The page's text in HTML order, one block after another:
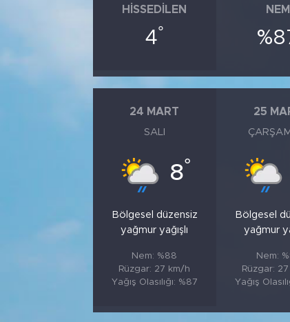
HISSEDILEN
4°
NEM
24 MART
SALI
8°
Bölgesel düzensiz
yağmur yağışlı
Nem: %88
Rüzgar: 27 km/h
Yağış Olasılığı: %87
25
Bölgesel
yağmur
Nem:
Rüzgar:
Yağış